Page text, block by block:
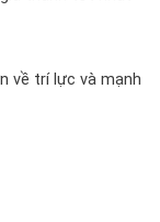
về trí lực và mạnh